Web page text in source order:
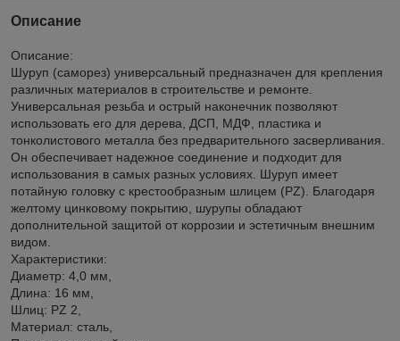
Описание
Описание:
Шуруп (саморез) универсальный предназначен для крепления
различных материалов в строительстве и ремонте.
Универсальная резьба и острый наконечник позволяют
использовать его для дерева, ДСП, МДФ, пластика и
тонколистового металла без предварительного засверливания.
Он обеспечивает надежное соединение и подходит для
использования в самых разных условиях. Шуруп имеет
потайную головку с крестообразным шлицем (PZ). Благодаря
желтому цинковому покрытию, шурупы обладают
дополнительной защитой от коррозии и эстетичным внешним
видом.
Характеристики:
Диаметр: 4,0 мм,
Длина: 16 мм,
Шлиц: PZ 2,
Материал: сталь,